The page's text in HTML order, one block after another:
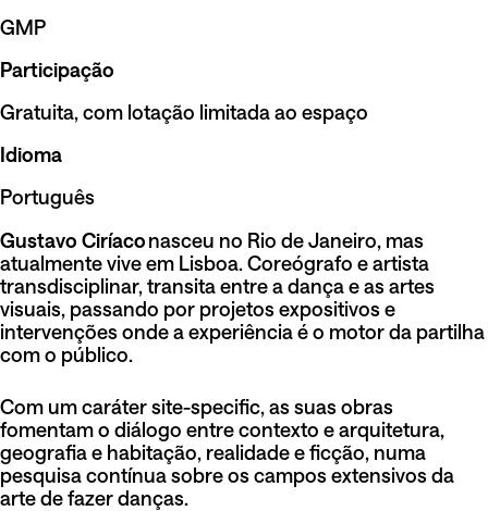
GMP
Participação
Gratuita, com lotação limitada ao espaço
Idioma
Português
Gustavo Ciríaconasceu no Rio de Janeiro, mas
atualmente vive em Lisboa. Coreógrafo e artista
transdisciplinar, transita entre a dança e as artes
visuais, passando por projetos expositivos e
intervenções onde a experiência é o motor da partilha
com o público.
Com um caráter site-specific, as suas obras
fomentam o diálogo entre contexto e arquitetura,
geografia e habitação, realidade e ficção, numa
pesquisa contínua sobre os campos extensivos da
arte de fazer danças.